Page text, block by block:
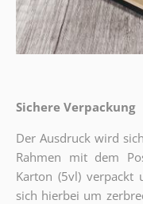
Sichere Verpackung
Der Ausdruck wird
Rahmen mit dem
Karton (5vl) verpackt
sich hierbei um